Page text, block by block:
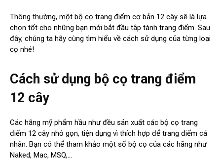
Thông thường, một bộ cọ trang điểm cơ bản 12 cây sẽ là lựa
chọn tốt cho những bạn mới bắt đầu tập tành trang điểm. Sau
đây, chúng ta hãy cùng tìm hiểu về cách sử dụng của từng loại
cọ nhé!
Cách sử dụng bộ cọ trang điểm
12 cây
Các hãng mỹ phẩm hầu như đều sản xuất các bộ cọ trang
điểm 12 cây nhỏ gọn, tiện dụng vì thích hợp để trang điểm cá
nhân. Bạn có thể tham khảo một số bộ cọ của các hãng như
Naked, Mac, MSQ,…